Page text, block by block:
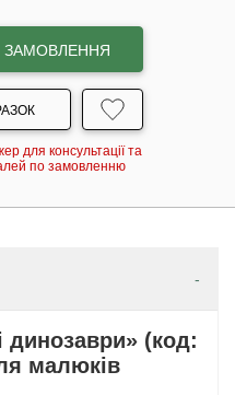
для консультації та
по замовленню
(код:
малюків